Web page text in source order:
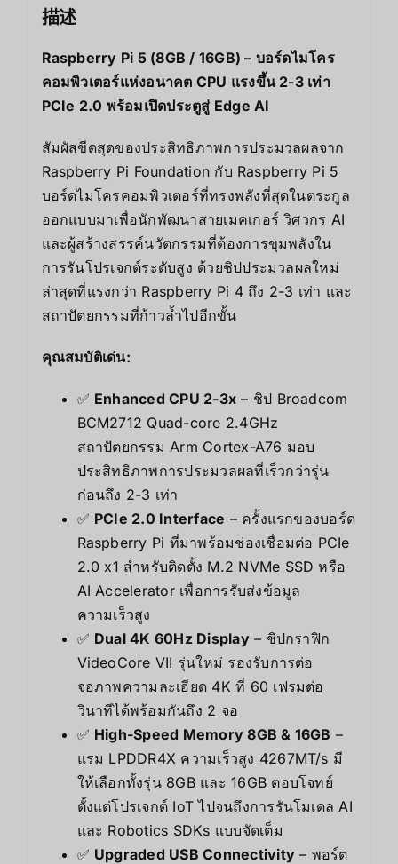
描述
Raspberry Pi 5 (8GB / 16GB) – บอร์ดไมโคร
คอมพิวเตอร์แห่งอนาคต CPU แรงขึ้น 2-3 เท่า
PCIe 2.0 พร้อมเปิดประตูสู่ Edge AI
สัมผัสขีดสุดของประสิทธิภาพการประมวลผลจาก
Raspberry Pi Foundation กับ Raspberry Pi 5
บอร์ดไมโครคอมพิวเตอร์ที่ทรงพลังที่สุดในตระกูล
ออกแบบมาเพื่อนักพัฒนาสายเมคเกอร์ วิศวกร AI
และผู้สร้างสรรค์นวัตกรรมที่ต้องการขุมพลังใน
การรันโปรเจกต์ระดับสูง ด้วยชิปประมวลผลใหม่
ล่าสุดที่แรงกว่า Raspberry Pi 4 ถึง 2-3 เท่า และ
สถาปัตยกรรมที่ก้าวล้ำไปอีกขั้น
คุณสมบัติเด่น:
✅ Enhanced CPU 2-3x – ชิป Broadcom
BCM2712 Quad-core 2.4GHz
สถาปัตยกรรม Arm Cortex-A76 มอบ
ประสิทธิภาพการประมวลผลที่เร็วกว่ารุ่น
ก่อนถึง 2-3 เท่า
✅ PCIe 2.0 Interface – ครั้งแรกของบอร์ด
Raspberry Pi ที่มาพร้อมช่องเชื่อมต่อ PCIe
2.0 x1 สำหรับติดตั้ง M.2 NVMe SSD หรือ
AI Accelerator เพื่อการรับส่งข้อมูล
ความเร็วสูง
✅ Dual 4K 60Hz Display– ชิปกราฟิก
VideoCore VII รุ่นใหม่ รองรับการต่อ
จอภาพความละเอียด 4K ที่ 60 เฟรมต่อ
วินาทีได้พร้อมกันถึง 2 จอ
✅ High-Speed Memory 8GB & 16GB –
แรม LPDDR4X ความเร็วสูง 4267MT/s มี
ให้เลือกทั้งรุ่น 8GB และ 16GB ตอบโจทย์
ตั้งแต่โปรเจกต์ IoT ไปจนถึงการรันโมเดล AI
และ Robotics SDKs แบบจัดเต็ม
✅ Upgraded USB Connectivity – พอร์ต